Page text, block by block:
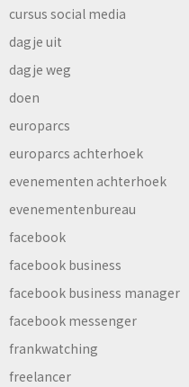
cursus social media
dagje uit
dagje weg
doen
europarcs
europarcs achterhoek
evenementen achterhoek
evenementenbureau
facebook
facebook business
facebook business manager
facebook messenger
frankwatching
freelancer